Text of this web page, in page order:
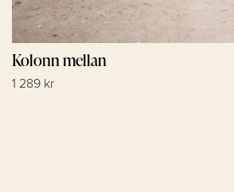
Kolonn mellan
1 289 kr